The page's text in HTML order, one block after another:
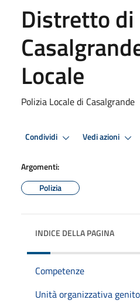
Distretto di
Locale
Polizia Locale di Casalgrande
Condividi Vedi azioni
Argomenti:
Polizia
INDICE DELLA PAGINA
Competenze
Unità organizzativa